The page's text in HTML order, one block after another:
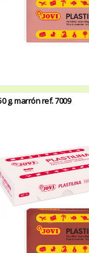
g. marrón ref. 7009